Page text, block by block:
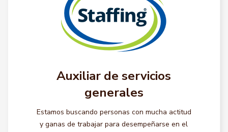
Auxiliar de servicios
generales
Estamos buscando personas con mucha actitud
y ganas de trabajar para desempeñarse en el